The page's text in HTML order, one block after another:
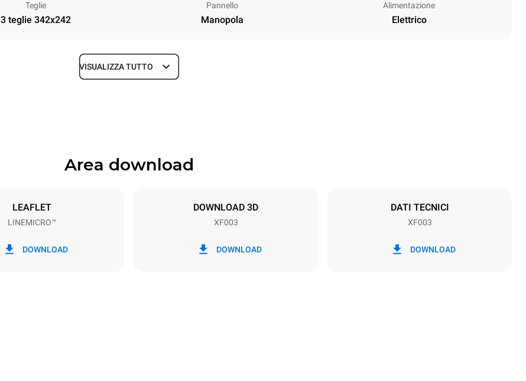
Teglie
3 teglie 342x242
Pannello
Manopola
Alimentazione
Elettrico
Profondità
Dimensione Teglie
VISUALIZZA TUTTO
Area download
LEAFLET
LINEMICRO™
DOWNLOAD
DOWNLOAD 3D
XF003
DOWNLOAD
DATI TECNICI
XF003
DOWNLOAD